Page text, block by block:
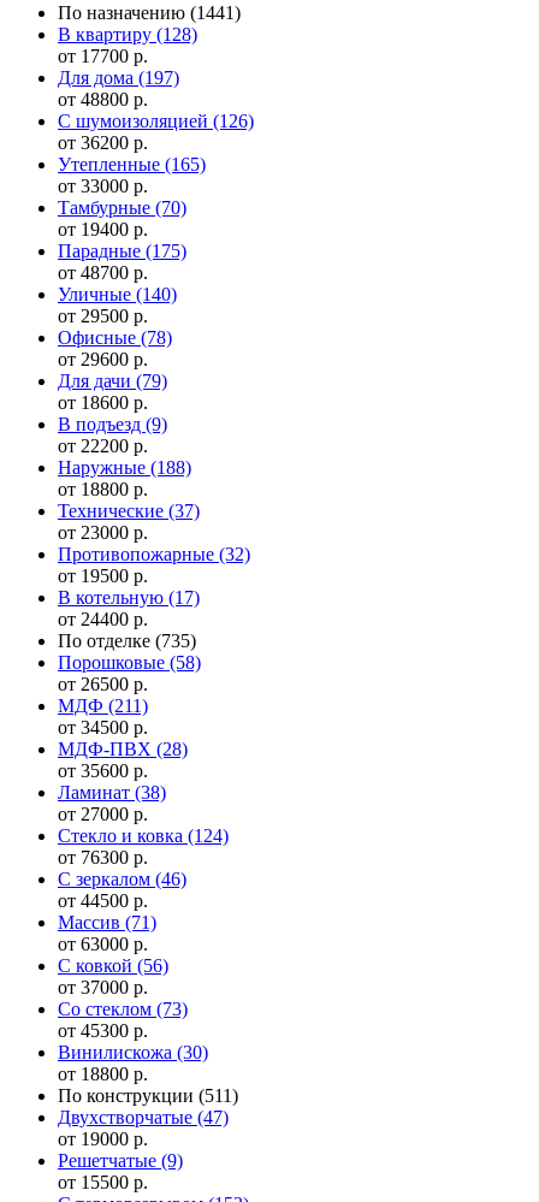
По назначению (1441)
В квартиру (128)
от 17700 р.
Для дома (197)
от 48800 р.
С шумоизоляцией (126)
от 36200 р.
Утепленные (165)
от 33000 р.
Тамбурные (70)
от 19400 р.
Парадные (175)
от 48700 р.
Уличные (140)
от 29500 р.
Офисные (78)
от 29600 р.
Для дачи (79)
от 18600 р.
В подъезд (9)
от 22200 р.
Наружные (188)
от 18800 р.
Технические (37)
от 23000 р.
Противопожарные (32)
от 19500 р.
В котельную (17)
от 24400 р.
По отделке (735)
Порошковые (58)
от 26500 р.
МДФ (211)
от 34500 р.
МДФ-ПВХ (28)
от 35600 р.
Ламинат (38)
от 27000 р.
Стекло и ковка (124)
от 76300 р.
С зеркалом (46)
от 44500 р.
Массив (71)
от 63000 р.
С ковкой (56)
от 37000 р.
Со стеклом (73)
от 45300 р.
Винилискожа (30)
от 18800 р.
По конструкции (511)
Двухстворчатые (47)
от 19000 р.
Решетчатые (9)
от 15500 р.